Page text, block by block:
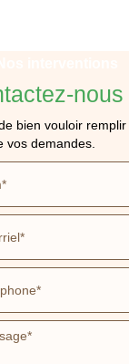
BOIS
nous
bien vouloir
vos demandes.